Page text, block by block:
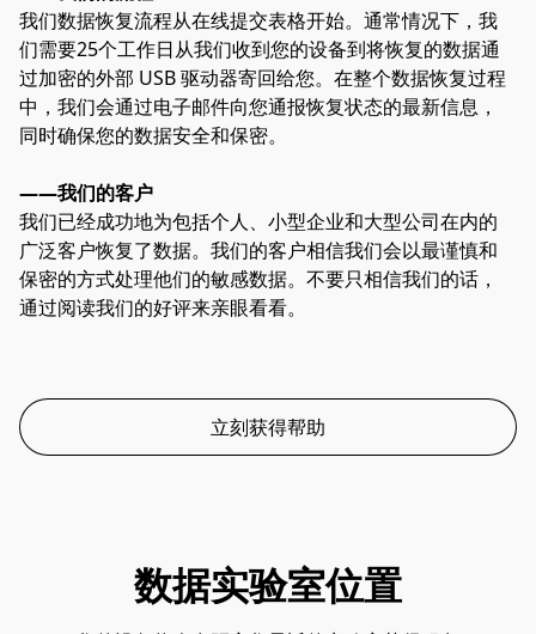
我们数据恢复流程从在线提交表格开始。通常情况下，我
们需要25个工作日从我们收到您的设备到将恢复的数据通
过加密的外部 USB 驱动器寄回给您。在整个数据恢复过程
中，我们会通过电子邮件向您通报恢复状态的最新信息，
同时确保您的数据安全和保密。
——我们的客户
我们已经成功地为包括个人、小型企业和大型公司在内的
广泛客户恢复了数据。我们的客户相信我们会以最谨慎和
保密的方式处理他们的敏感数据。不要只相信我们的话，
通过阅读我们的好评来亲眼看看。
立刻获得帮助
数据实验室位置